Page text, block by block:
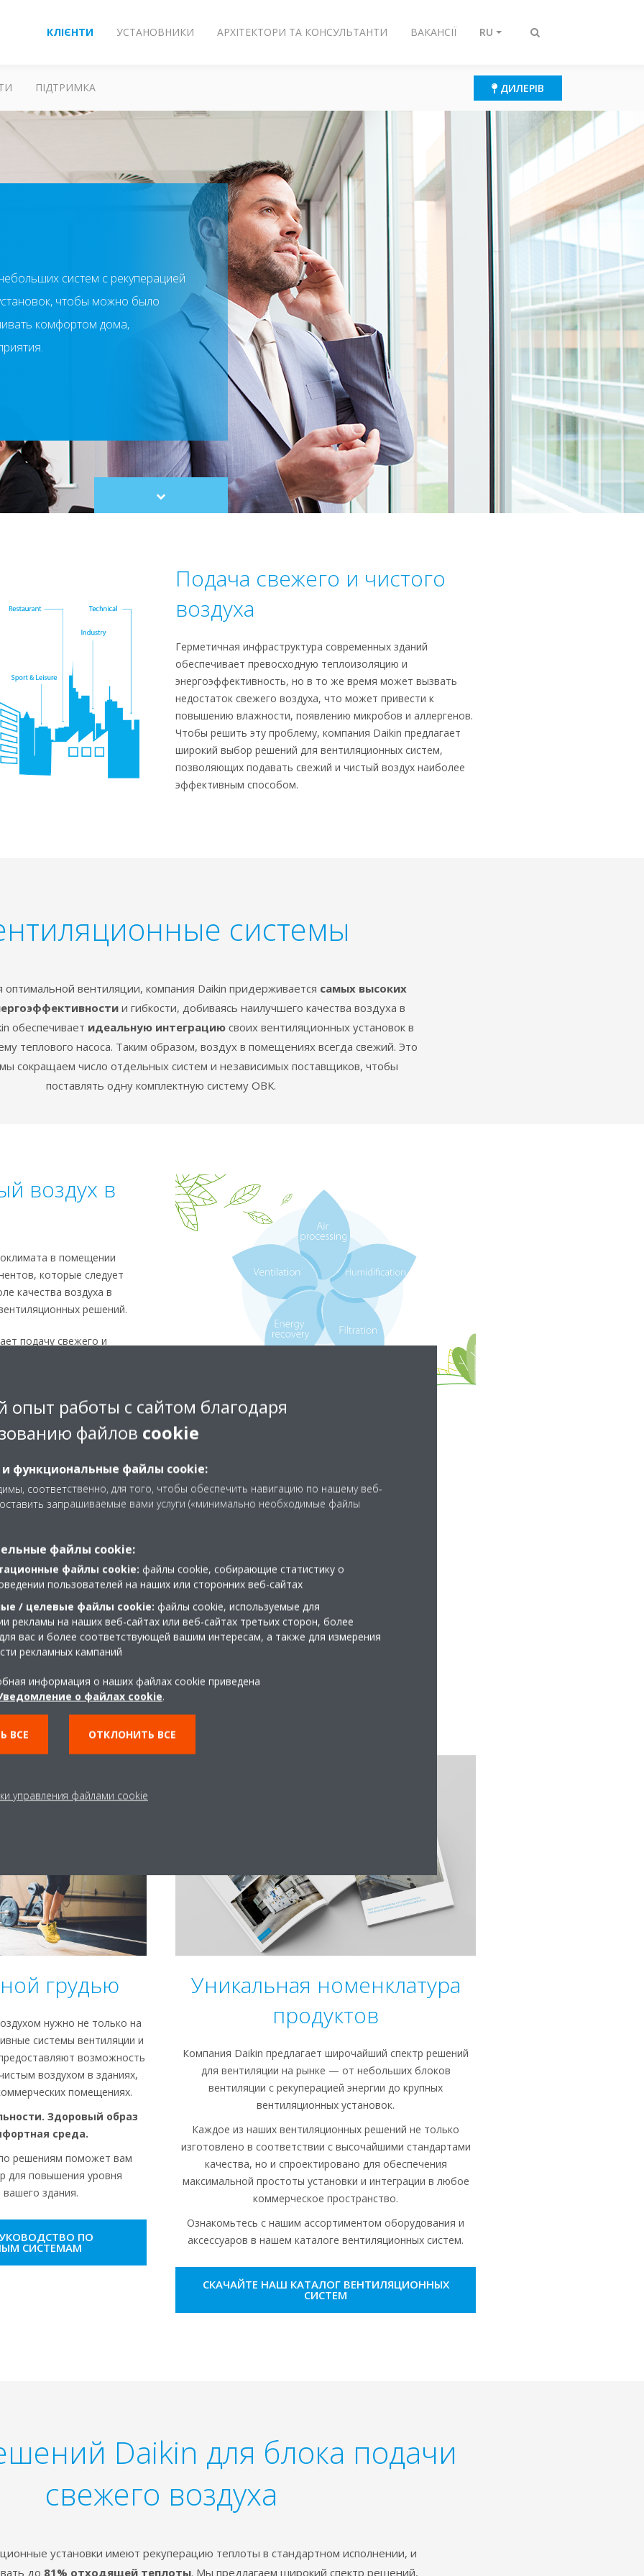
Переключить
КЛІЄНТИ УСТАНОВНИКИ АРХІТЕКТОРИ ТА КОНСУЛЬТАНТИ ВАКАНСІЇ RU
ПІДТРИМКА ДИЛЕРІВ
систем с рекуперацией
чтобы можно было
комфортом дома,
Scroll
to
Подача свежего и чистого
воздуха
Герметичная инфраструктура современных зданий
обеспечивает превосходную теплоизоляцию и
энергоэффективность, но в то же время может вызвать
недостаток свежего воздуха, что может привести к
повышению влажности, появлению микробов и аллергенов.
Чтобы решить эту проблему, компания Daikin предлагает
широкий выбор решений для вентиляционных систем,
позволяющих подавать свежий и чистый воздух наиболее
эффективным способом.
системы
вентиляции, компания Daikin придерживается самых высоких
и гибкости, добиваясь наилучшего качества воздуха в
обеспечивает идеальную интеграциюсвоих вентиляционных установок в
теплового насоса. Таким образом, воздух в помещениях всегда свежий. Это
сокращаем число отдельных систем и независимых поставщиков, чтобы
поставлять одну комплектную систему ОВК.
воздух в
в помещении
которые следует
качества воздуха в
решений.
подачу свежего и
и влаги между
образом подавая
требуемые условия в
необходимое
для оптимизации
оборудования
необходимый уровень
помещении
чистый и здоровый
пыль, запахи и
вредные для нашего
грудью
нужно не только на
системы вентиляции и
возможность
воздухом в зданиях,
помещениях.
Здоровый образ
среда.
решениям поможет вам
для повышения уровня
здания.
ПО
СИСТЕМАМ
Уникальная номенклатура
продуктов
Компания Daikin предлагает широчайший спектр решений
для вентиляции на рынке — от небольших блоков
вентиляции с рекуперацией энергии до крупных
вентиляционных установок.
Каждое из наших вентиляционных решений не только
изготовлено в соответствии с высочайшими стандартами
качества, но и спроектировано для обеспечения
максимальной простоты установки и интеграции в любое
коммерческое пространство.
Ознакомьтесь с нашим ассортиментом оборудования и
аксессуаров в нашем каталоге вентиляционных систем.
СКАЧАЙТЕ НАШ КАТАЛОГ ВЕНТИЛЯЦИОННЫХ
СИСТЕМ
Daikin для блока подачи
свежего воздуха
установки имеют рекуперацию теплоты в стандартном исполнении, и
до 81% отходящей теплоты. Мы предлагаем широкий спектр решений,
работы с сайтом благодаря
файлов cookie
функциональные файлы cookie:
соответственно, для того, чтобы обеспечить навигацию по нашему веб-
запрашиваемые вами услуги («минимально необходимые файлы
файлы cookie:
файлы cookie: файлы cookie, собирающие статистику о
пользователей на наших или сторонних веб-сайтах
/ целевые файлы cookie: файлы cookie, используемые для
рекламы на наших веб-сайтах или веб-сайтах третьих сторон, более
вас и более соответствующей вашим интересам, а также для измерения
рекламных кампаний
информация о наших файлах cookie приведена
о файлах cookie.
ВСЕ ОТКЛОНИТЬ ВСЕ
управления файлами cookie